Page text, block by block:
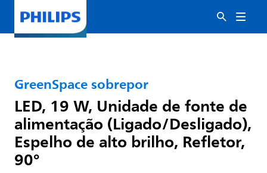
GreenSpace sobrepor
LED, 19 W, Unidade de fonte de
alimentação (Ligado/Desligado),
Espelho de alto brilho, Refletor,
90°